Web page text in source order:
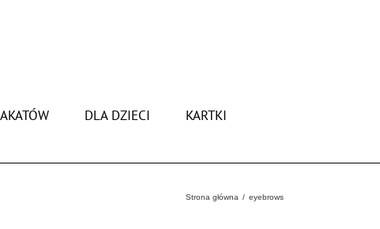
DLA DZIECI KARTKI
Strona główna eyebrows